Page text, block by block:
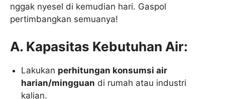
nggak nyesel di kemudian hari. Gaspol
pertimbangkan semuanya!
A. Kapasitas Kebutuhan Air:
Lakukan perhitungan konsumsi air
harian/mingguan di rumah atau industri
kalian.